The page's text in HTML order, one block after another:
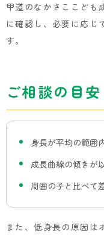
甲道のなかさここども
に確認し、必要に応じ
す。
ご相談の目安
身長が平均の範囲
成長曲線の傾きが
周囲の子と比べて
また、低身長の原因は